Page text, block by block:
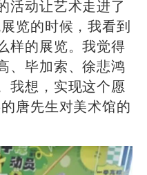
活动让艺术走进了
览的时候，我看到
样的展览。我觉得
、毕加索、徐悲鸿
我想，实现这个愿
唐先生对美术馆的